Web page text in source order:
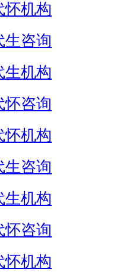
怀机构
生咨询
生机构
怀咨询
怀机构
生咨询
生机构
怀咨询
怀机构